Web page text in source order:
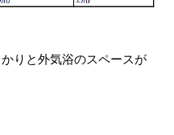
りと外気浴のスペースが